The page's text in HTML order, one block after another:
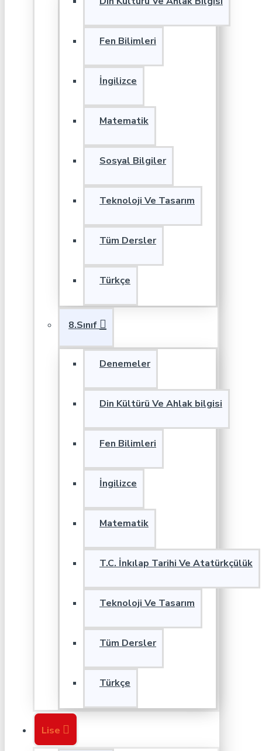
Fen Bilimleri
İngilizce
Matematik
Sosyal Bilgiler
Teknoloji Ve Tasarım
Tüm Dersler
Türkçe
8.Sınıf
Denemeler
Din Kültürü Ve Ahlak bilgisi
Fen Bilimleri
İngilizce
Matematik
T.C. İnkılap Tarihi Ve Atatürkçülük
Teknoloji Ve Tasarım
Tüm Dersler
Türkçe
Lise